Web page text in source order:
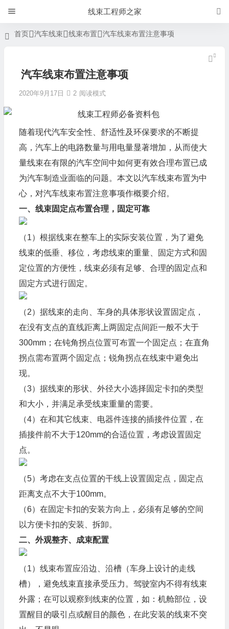
线束工程师之家
首页 汽车线束 线束布置 汽车线束布置注意事项
汽车线束布置注意事项
2020年9月17日 2 阅读模式
随着现代汽车安全性、舒适性及环保要求的不断提
高，汽车上的电路数量与用电量显著增加，从而使大
量线束在有限的汽车空间中如何更有效合理布置已成
为汽车制造业面临的问题。本文以汽车线束布置为中
心，对汽车线束布置注意事项作概要介绍。
一、线束固定点布置合理，固定可靠
（1）根据线束在整车上的实际安装位置，为了避免
线束的低垂、移位，考虑线束的重量、固定方式和固
定位置的方便性，线束必须有足够、合理的固定点和
固定方式进行固定。
（2）据线束的走向、车身的具体形状设置固定点，
在没有支点的直线距离上两固定点间距一般不大于
300mm；在钝角拐点位置可布置一个固定点；在直角
拐点需布置两个固定点；锐角拐点在线束中避免出
现。
（3）据线束的形状、外径大小选择固定卡扣的类型
和大小，并满足承受线束重量的需要。
（4）在和其它线束、电器件连接的插接件位置，在
插接件前不大于120mm的合适位置，考虑设置固定
点。
（5）考虑在支点位置的干线上设置固定点，固定点
距离支点不大于100mm。
（6）在固定卡扣的安装方向上，必须有足够的空间
以方便卡扣的安装、拆卸。
二、外观整齐、成束配置
（1）线束布置应沿边、沿槽（车身上设计的走线
槽），避免线束直接承受压力。驾驶室内不得有线束
外露；在可以观察到线束的位置，如：机舱部位，设
置醒目的吸引点或醒目的颜色，在此安装的线束不突